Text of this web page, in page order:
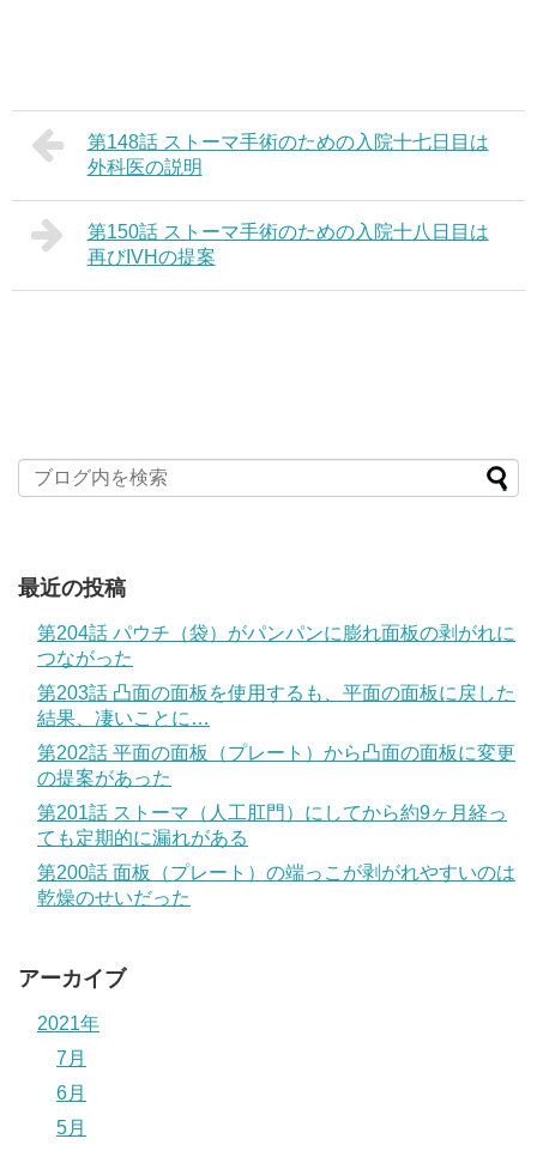
第148話 ストーマ手術のための入院十七日目は
外科医の説明
第150話 ストーマ手術のための入院十八日目は
再びIVHの提案
最近の投稿
第204話 パウチ（袋）がパンパンに膨れ面板の剥がれに
つながった
第203話 凸面の面板を使用するも、平面の面板に戻した
結果、凄いことに…
第202話 平面の面板（プレート）から凸面の面板に変更
の提案があった
第201話 ストーマ（人工肛門）にしてから約9ヶ月経っ
ても定期的に漏れがある
第200話 面板（プレート）の端っこが剥がれやすいのは
乾燥のせいだった
アーカイブ
2021年
7月
6月
5月